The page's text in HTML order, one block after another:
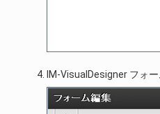
IM-VisualDesigner フォ